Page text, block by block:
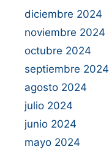
diciembre 2024
noviembre 2024
octubre 2024
septiembre 2024
agosto 2024
julio 2024
junio 2024
mayo 2024